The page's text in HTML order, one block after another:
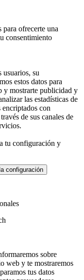
ofrecerte una
consentimiento
usuarios, su
estos datos para
y mostrarte publicidad y
las estadísticas de
encriptados con
de sus canales de
tu configuración y
configuración
sobre
web y te mostraremos
tus datos